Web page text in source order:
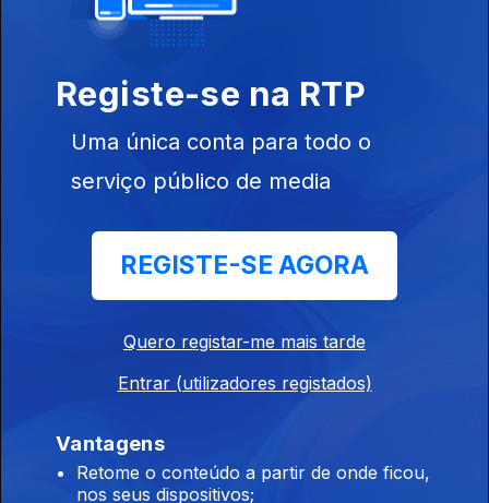
02 jul. 2025
01 jul. 2025
Registe-se na RTP
Uma única conta para todo o
serviço público de media
REGISTE-SE AGORA
Quero registar-me mais tarde
Entrar (utilizadores registados)
Vantagens
Retome o conteúdo a partir de onde ficou,
nos seus dispositivos;